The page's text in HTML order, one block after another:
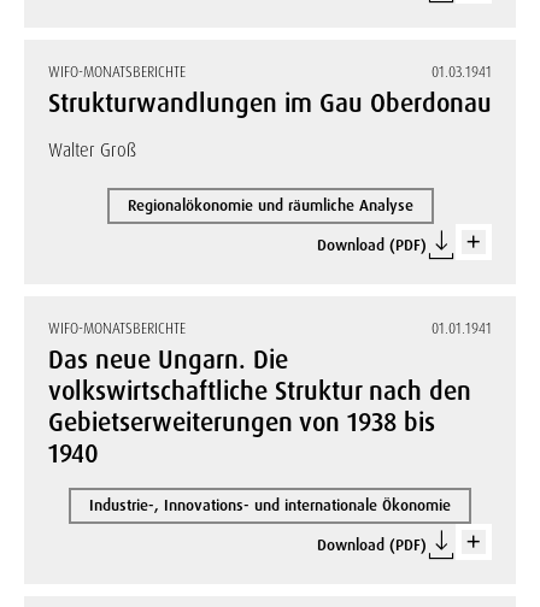
WIFO-MONATSBERICHTE 01.03.1941
Strukturwandlungen im Gau Oberdonau
Walter Groß
Regionalökonomie und räumliche Analyse
Download (PDF)
WIFO-MONATSBERICHTE 01.01.1941
Das neue Ungarn. Die
volkswirtschaftliche Struktur nach den
Gebietserweiterungen von 1938 bis
1940
Industrie-, Innovations- und internationale Ökonomie
Download (PDF)